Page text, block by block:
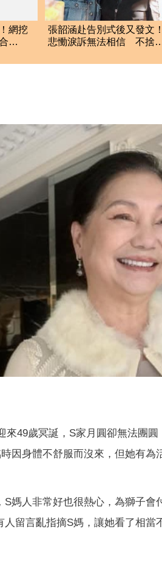
網挖
張韶涵赴告別式後又發文！
悲慟淚訴無法相信 不捨
來49歲冥誕，S家月圓卻無法團
因身體不舒服而沒來，但她有為
媽人非常好也很熱心，為獅子會
留言亂指摘S媽，讓她看了相當